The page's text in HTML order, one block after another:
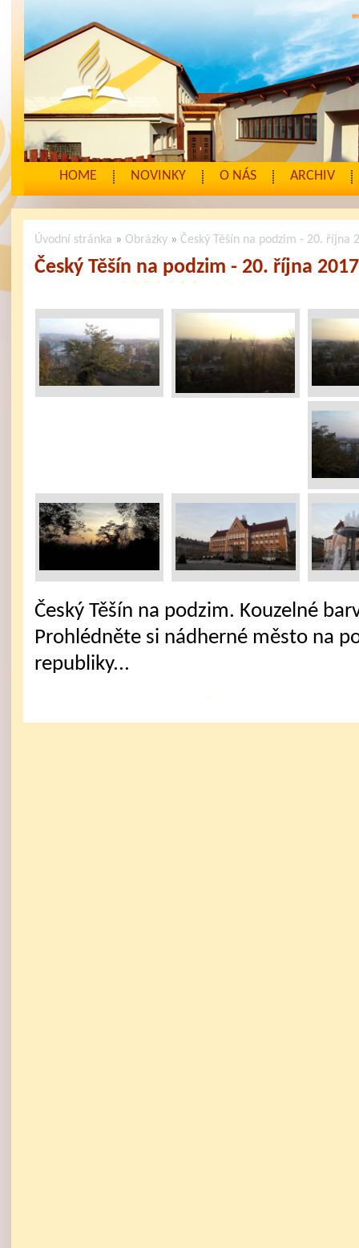
HOME NOVINKY O NÁS ARCHIV
Úvodní stránka » Obrázky » Český Těšín na podzim - 20. října
Český Těšín na podzim - 20. října 2017
Český Těšín na podzim. Kouzelné
Prohlédněte si nádherné město na
republiky...